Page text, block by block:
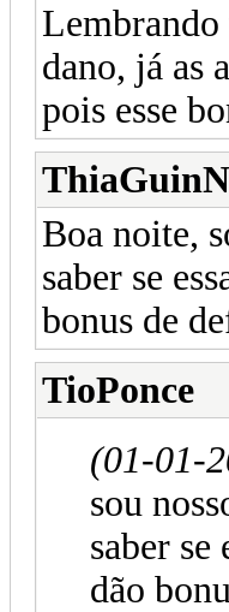
Lembrando
dano, já as
pois esse
ThiaGuinN
Boa noite,
saber se
bonus de
TioPonce
(01-01-
sou
saber
dão